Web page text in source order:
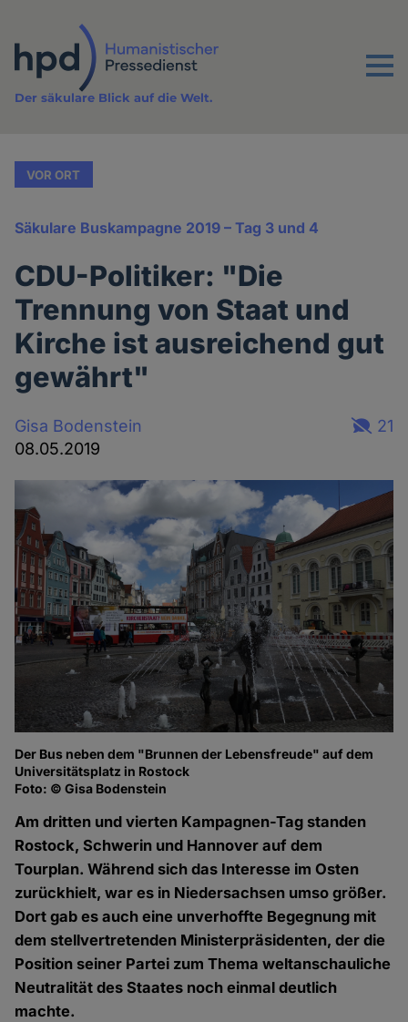
Inhalt
Menu
Der säkulare Blick auf die Welt.
VOR ORT
Säkulare Buskampagne 2019 – Tag 3 und 4
CDU-Politiker: "Die
Trennung von Staat und
Kirche ist ausreichend gut
gewährt"
Gisa Bodenstein
08.05.2019
21
Der Bus neben dem "Brunnen der Lebensfreude" auf dem
Universitätsplatz in Rostock
Foto: © Gisa Bodenstein
Am dritten und vierten Kampagnen-Tag standen
Rostock, Schwerin und Hannover auf dem
Tourplan. Während sich das Interesse im Osten
zurückhielt, war es in Niedersachsen umso größer.
Dort gab es auch eine unverhoffte Begegnung mit
dem stellvertretenden Ministerpräsidenten, der die
Position seiner Partei zum Thema weltanschauliche
Neutralität des Staates noch einmal deutlich
machte.